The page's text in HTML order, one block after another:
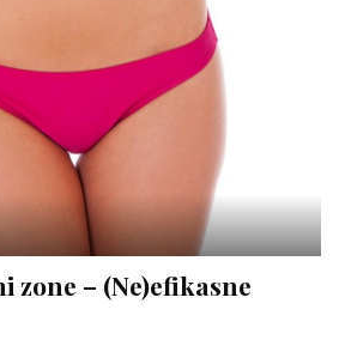
zone – (Ne)efikasne